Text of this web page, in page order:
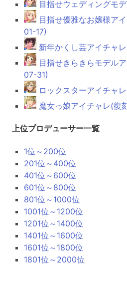
目指せウェディングモ
目指せ優雅なお嬢様ア
01-17)
新年かくし芸アイチャ
目指せきらきらモデル
07-31)
ロックスターアイチャ
魔女っ娘アイチャレ(復
上位プロデューサー一覧
1位～200位
201位～400位
401位～600位
601位～800位
801位～1000位
1001位～1200位
1201位～1400位
1401位～1600位
1601位～1800位
1801位～2000位